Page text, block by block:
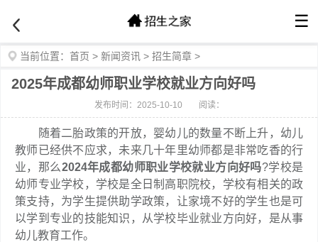
☰
当前位置： 首页 > 新闻资讯 > 招生简章 >
2025年成都幼师职业学校就业方向好吗
发布时间：2025-10-10 阅读：
随着二胎政策的开放，婴幼儿的数量不断上升，幼儿
教师已经供不应求，未来几十年里幼师都是非常吃香的行
业，那么2024年成都幼师职业学校就业方向好吗?学校是
幼师专业学校，学校是全日制高职院校，学校有相关的政
策支持，为学生提供助学政策，让家境不好的学生也是可
以学到专业的技能知识，从学校毕业就业方向好，是从事
幼儿教育工作。